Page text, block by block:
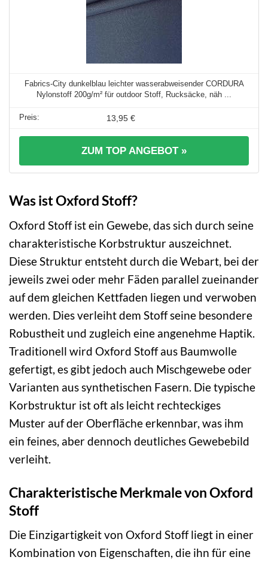
Fabrics-City dunkelblau leichter wasserabweisender CORDURA
Nylonstoff 200g/m² für outdoor Stoff, Rucksäcke, näh ...
13,95 €
ZUM TOP ANGEBOT »
Was ist Oxford Stoff?
Oxford Stoff ist ein Gewebe, das sich durch seine
charakteristische Korbstruktur auszeichnet.
Diese Struktur entsteht durch die Webart, bei der
jeweils zwei oder mehr Fäden parallel zueinander
auf dem gleichen Kettfaden liegen und verwoben
werden. Dies verleiht dem Stoff seine besondere
Robustheit und zugleich eine angenehme Haptik.
Traditionell wird Oxford Stoff aus Baumwolle
gefertigt, es gibt jedoch auch Mischgewebe oder
Varianten aus synthetischen Fasern. Die typische
Korbstruktur ist oft als leicht rechteckiges
Muster auf der Oberfläche erkennbar, was ihm
ein feines, aber dennoch deutliches Gewebebild
verleiht.
Charakteristische Merkmale von Oxford
Stoff
Die Einzigartigkeit von Oxford Stoff liegt in einer
Kombination von Eigenschaften, die ihn für eine